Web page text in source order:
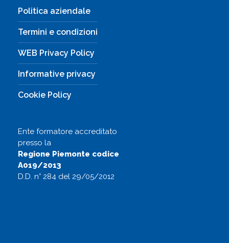
Politica aziendale
Termini e condizioni
WEB Privacy Policy
Informative privacy
Cookie Policy
Ente formatore accreditato
presso la
Regione Piemonte codice
A019/2013
D.D. n° 284 del 29/05/2012